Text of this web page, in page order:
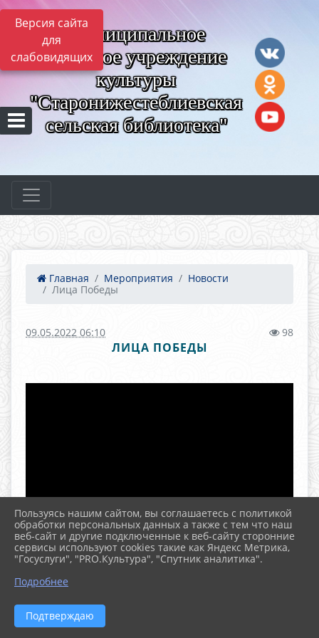
Версия сайта
для
слабовидящих
Муниципальное
казённое учреждение
культуры
"Старонижестеблиевская
сельская библиотека"
Главная Мероприятия
Новости
Лица Победы
09.05.2022 06:10 98
ЛИЦА ПОБЕДЫ
Пользуясь нашим сайтом, вы соглашаетесь с политикой
обработки персональных данных а также с тем что наш
веб-сайт и другие подключенные к веб-сайту сторонние
сервисы используют cookies такие как Яндекс Метрика,
"Госуслуги", "PRO.Культура", "Спутник аналитика".
Подробнее
Подтверждаю